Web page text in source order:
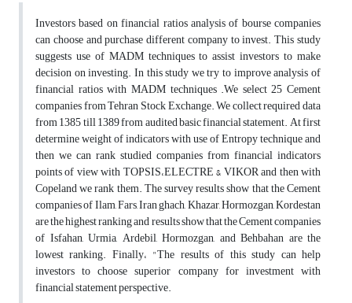
Investors based on financial ratios analysis of bourse companies
can choose and purchase different company to invest. This study
suggests use of MADM techniques to assist investors to make
decision on investing. In this study we try to improve analysis of
financial ratios with MADM techniques .We select 25 Cement
companies from Tehran Stock Exchange. We collect required data
from 1385 till 1389 from audited basic financial statement. At first
determine weight of indicators with use of Entropy technique and
then we can rank studied companies from financial indicators
points of view with TOPSIS،ELECTRE & VIKOR and then with
Copeland we rank them. The survey results show that the Cement
companies of Ilam, Fars, Iran ghach, Khazar, Hormozgan, Kordestan
are the highest ranking and results show that the Cement companies
of Isfahan, Urmia, Ardebil, Hormozgan, and Behbahan are the
lowest ranking. Finally، "The results of this study can help
investors to choose superior company for investment with
financial statement perspective.